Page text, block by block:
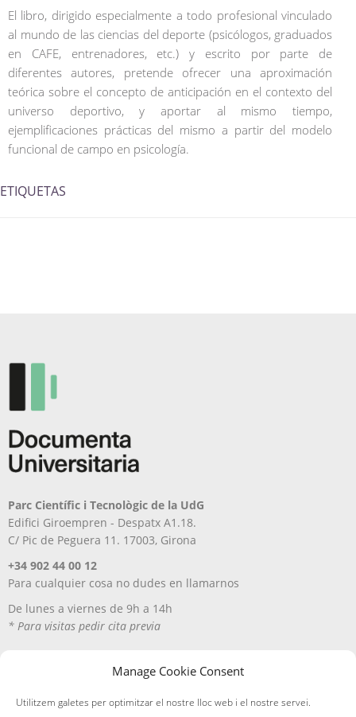
Manage Cookie Consent
Utilitzem galetes per optimitzar el nostre lloc web i el nostre servei.
El libro, dirigido especialmente a todo profesional vinculado
al mundo de las ciencias del deporte (psicólogos, graduados
en CAFE, entrenadores, etc.) y escrito por parte de
diferentes autores, pretende ofrecer una aproximación
teórica sobre el concepto de anticipación en el contexto del
universo deportivo, y aportar al mismo tiempo,
ejemplificaciones prácticas del mismo a partir del modelo
funcional de campo en psicología.
ETIQUETAS
Parc Científic i Tecnològic de la UdG
Edifici Giroempren - Despatx A1.18.
C/ Pic de Peguera 11. 17003, Girona
+34 902 44 00 12
Para cualquier cosa no dudes en llamarnos
De lunes a viernes de 9h a 14h
* Para visitas pedir cita previa